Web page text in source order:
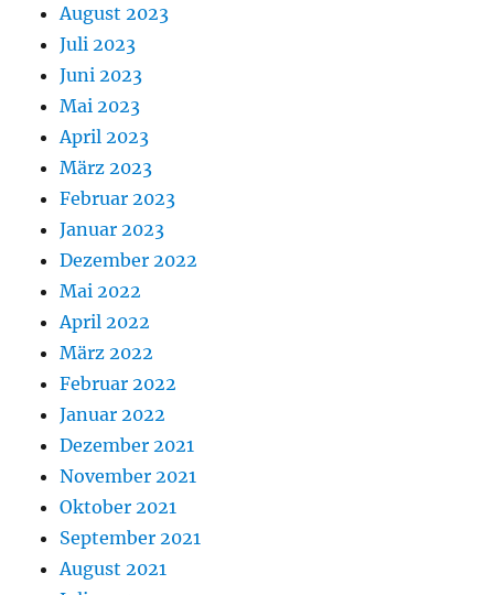
August 2023
Juli 2023
Juni 2023
Mai 2023
April 2023
März 2023
Februar 2023
Januar 2023
Dezember 2022
Mai 2022
April 2022
März 2022
Februar 2022
Januar 2022
Dezember 2021
November 2021
Oktober 2021
September 2021
August 2021